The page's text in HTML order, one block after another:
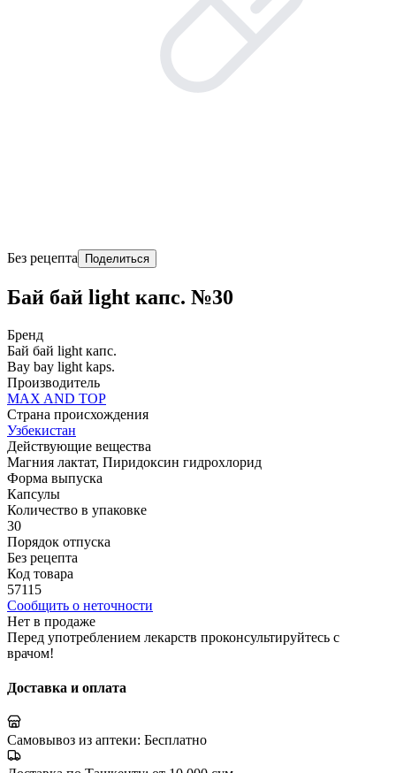
Без рецепта Поделиться
Бай бай light капс. №30
Бренд
Бай бай light капс.
Bay bay light kaps.
Производитель
MAX AND TOP
Страна происхождения
Узбекистан
Действующие вещества
Магния лактат, Пиридоксин гидрохлорид
Форма выпуска
Капсулы
Количество в упаковке
30
Порядок отпуска
Без рецепта
Код товара
57115
Сообщить о неточности
Нет в продаже
Перед употреблением лекарств проконсультируйтесь с
врачом!
Доставка и оплата
Самовывоз из аптеки: Бесплатно